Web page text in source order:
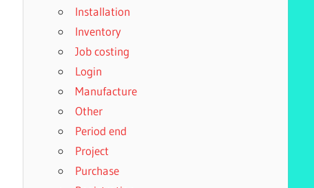
Installation
Inventory
Job costing
Login
Manufacture
Other
Period end
Project
Purchase